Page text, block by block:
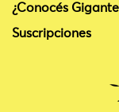
¿Conocés
Suscripciones